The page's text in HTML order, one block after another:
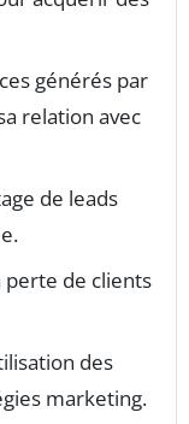
générés par
relation avec
de leads
perte de clients
des
marketing.